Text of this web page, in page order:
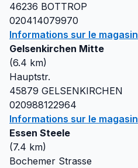
46236 BOTTROP
020414079970
Informations sur le magasin
Gelsenkirchen Mitte
(6.4 km)
Hauptstr.
45879 GELSENKIRCHEN
020988122964
Informations sur le magasin
Essen Steele
(7.4 km)
Bochemer Strasse